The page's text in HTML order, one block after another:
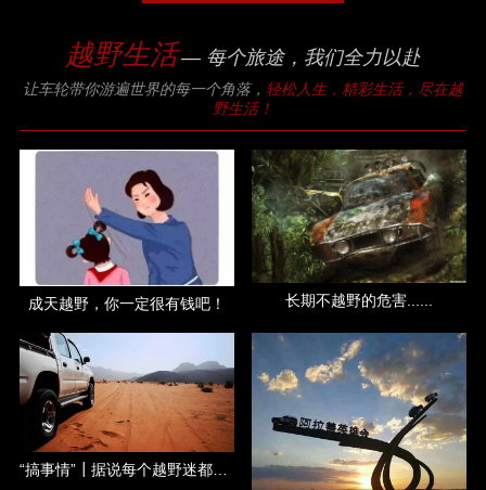
越野生活— 每个旅途，我们全力以赴
让车轮带你游遍世界的每一个角落， 轻松人生，精彩生活，尽在越
野生活！
成天越野，你一定很有钱吧！ 长期不越野的危害......
“搞事情”┃据说每个越野迷都是一个称职的吃货......